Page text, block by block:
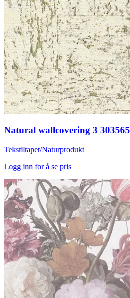
Natural wallcovering 3 303565
Tekstiltapet/Naturprodukt
Logg inn for å se pris